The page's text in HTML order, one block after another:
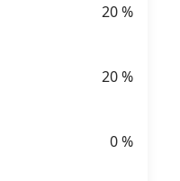
20%
20%
0%